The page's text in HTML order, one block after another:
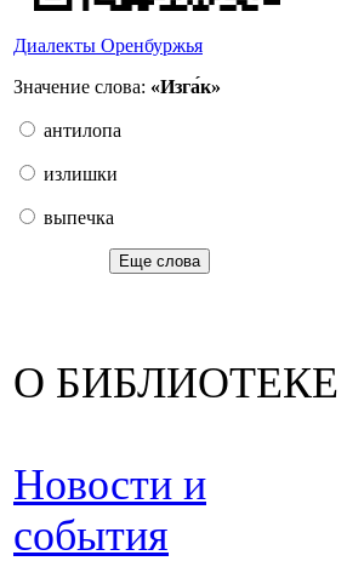
Диалекты Оренбуржья
Значение слова: «Изга́к»
антилопа
излишки
выпечка
Еще слова
О БИБЛИОТЕКЕ
Новости и
события